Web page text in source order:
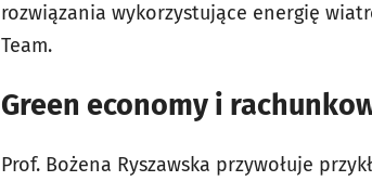
rozwiązania wykorzystujące energię
Team.
Green economy i
Prof. Bożena Ryszawska przywołuje